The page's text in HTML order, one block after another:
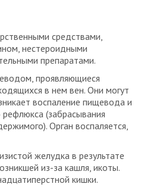
средствами,
нестероидными
препаратами.
проявляющиеся
в нем вен. Они могут
воспаление пищевода и
рефлюкса (забрасывания
Орган воспаляется,
желудка в результате
из-за кашля, икоты.
кишки.